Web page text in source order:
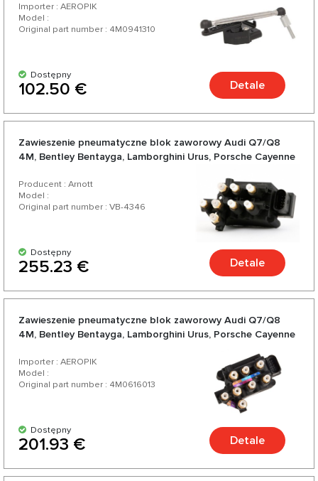
stosunkiem jakości do ceny, szeroką gamą i różnorodnością
ponad 200 produktów do Twojego samochodu.
Importer : AEROPIK
Model :
Original part number : 4M0941310
Dostępny
102.50 € Detale
Zawieszenie pneumatyczne blok zaworowy Audi Q7/Q8
4M, Bentley Bentayga, Lamborghini Urus, Porsche Cayenne
Producent : Arnott
Model :
Original part number : VB-4346
Dostępny
255.23 € Detale
Zawieszenie pneumatyczne blok zaworowy Audi Q7/Q8
4M, Bentley Bentayga, Lamborghini Urus, Porsche Cayenne
Importer : AEROPIK
Model :
Original part number : 4M0616013
Dostępny
201.93 € Detale